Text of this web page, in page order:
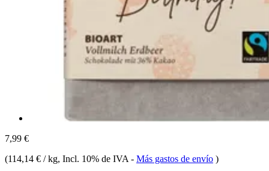
7,99 €
(114,14 € / kg, Incl. 10% de IVA - Más gastos de envío )